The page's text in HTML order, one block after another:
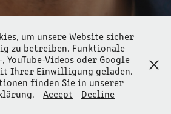
um unsere Website sicher
zu betreiben. Funktionale
Videos oder Google
Ihrer Einwilligung geladen.
finden Sie in unserer
Accept Decline